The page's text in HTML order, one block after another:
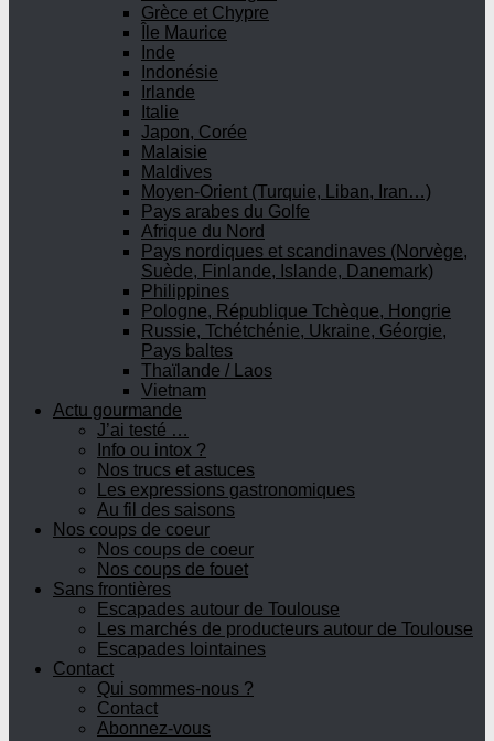
Grèce et Chypre
Île Maurice
Inde
Indonésie
Irlande
Italie
Japon, Corée
Malaisie
Maldives
Moyen-Orient (Turquie, Liban, Iran…)
Pays arabes du Golfe
Afrique du Nord
Pays nordiques et scandinaves (Norvège,
Suède, Finlande, Islande, Danemark)
Philippines
Pologne, République Tchèque, Hongrie
Russie, Tchétchénie, Ukraine, Géorgie,
Pays baltes
Thaïlande / Laos
Vietnam
Actu gourmande
J’ai testé …
Info ou intox ?
Nos trucs et astuces
Les expressions gastronomiques
Au fil des saisons
Nos coups de coeur
Nos coups de coeur
Nos coups de fouet
Sans frontières
Escapades autour de Toulouse
Les marchés de producteurs autour de Toulouse
Escapades lointaines
Contact
Qui sommes-nous ?
Contact
Abonnez-vous